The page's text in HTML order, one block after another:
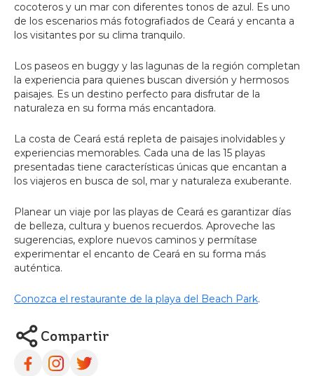
cocoteros y un mar con diferentes tonos de azul. Es uno
de los escenarios más fotografiados de Ceará y encanta a
los visitantes por su clima tranquilo.
Los paseos en buggy y las lagunas de la región completan
la experiencia para quienes buscan diversión y hermosos
paisajes. Es un destino perfecto para disfrutar de la
naturaleza en su forma más encantadora.
La costa de Ceará está repleta de paisajes inolvidables y
experiencias memorables. Cada una de las 15 playas
presentadas tiene características únicas que encantan a
los viajeros en busca de sol, mar y naturaleza exuberante.
Planear un viaje por las playas de Ceará es garantizar días
de belleza, cultura y buenos recuerdos. Aproveche las
sugerencias, explore nuevos caminos y permítase
experimentar el encanto de Ceará en su forma más
auténtica.
Conozca el restaurante de la playa del Beach Park.
Compartir